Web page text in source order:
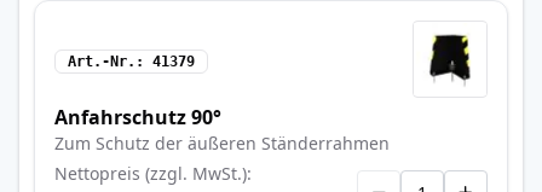
Art.-Nr. 41379
Anfahrschutz 90°
Zum Schutz der äußeren Ständerrahmen
Nettopreis (zzgl. MwSt.)